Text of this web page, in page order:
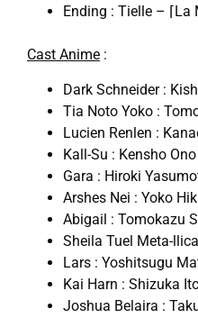
Ending : Tielle – ⌈La
Cast Anime :
Dark Schneider :
Tia Noto Yoko :
Lucien Renlen :
Kall-Su : Kensho Ono
Gara : Hiroki
Arshes Nei : Yoko
Abigail : Tomokazu
Sheila Tuel Meta-
Lars : Yoshitsugu
Kai Harn : Shizuka
Joshua Belaira :